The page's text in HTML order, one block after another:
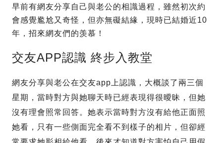
早前有網友分享自己與老公的相識過程，雖然初次約
會感覺尷尬又奇怪，但亦無礙結緣，現時已結婚近10
年，招來網友們的羡慕！
交友APP認識 終步入教堂
網友分享與老公在交友app上認識，大概談了兩三個
星期，當時對方與她聊天時已經表現得很曖昧，但她
沒有理會照常回答。她表示當時對方沒有給他正面照
她看，只有一些側面完全看不到樣子的相片，但卻經